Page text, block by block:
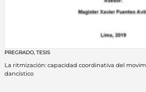
PREGRADO, TESIS
La ritmización: capacidad coordinativa del
dancístico